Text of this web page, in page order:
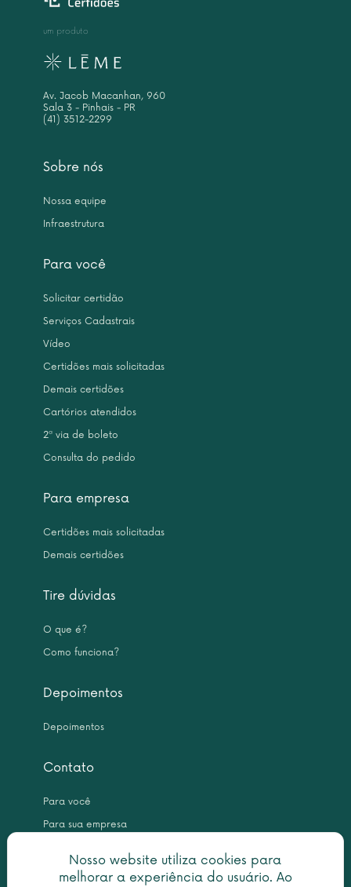
Nosso website utiliza cookies para
melhorar a experiência do usuário. Ao
Sobre nós
Nossa equipe
Infraestrutura
Para você
Solicitar certidão
Serviços Cadastrais
Vídeo
Certidões mais solicitadas
Demais certidões
Cartórios atendidos
2ª via de boleto
Consulta do pedido
Para empresa
Certidões mais solicitadas
Demais certidões
Tire dúvidas
O que é?
Como funciona?
Depoimentos
Depoimentos
Contato
Para você
Para sua empresa
um produto
Av. Jacob Macanhan, 960
Sala 3 - Pinhais - PR
(41) 3512-2299